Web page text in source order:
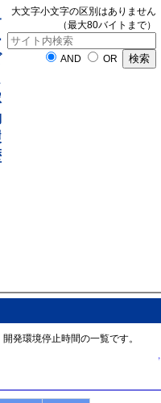
大文字小文字の区別はありません
（最大80バイトまで）
AND OR
発環境停止時間の一覧です。
↑